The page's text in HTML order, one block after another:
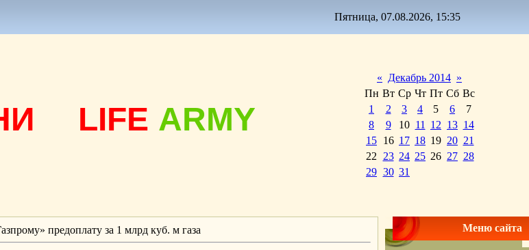
Пятница, 07.08.2026, 15:35
LIFE ARMY
« Декабрь 2014 »
Пн Вт Ср Чт Пт Сб Вс
1
2 3 4 5 6
7
8
9 10 11 12 13 14
15 16 17 18 19 20 21
22
23 24 25 26 27 28
29 30 31
предоплату за 1 млрд куб. м газа Меню сайта